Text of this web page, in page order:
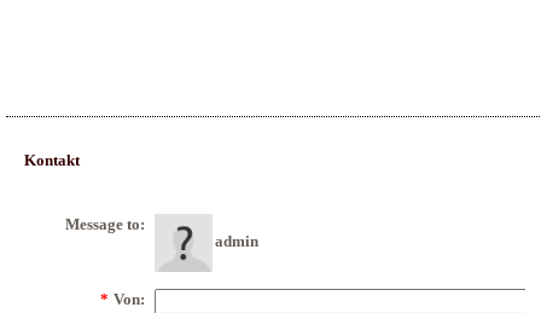
Kontakt
Message to:
admin
* Von: